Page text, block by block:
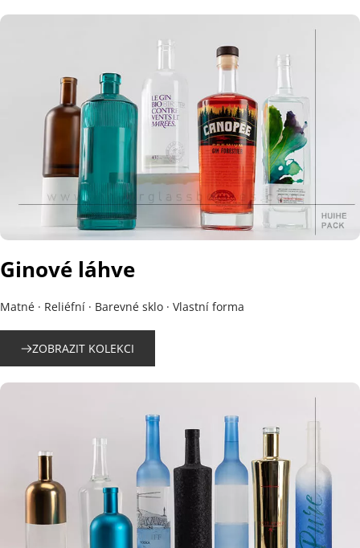
Ginové láhve
Matné · Reliéfní · Barevné sklo · Vlastní forma
ZOBRAZIT KOLEKCI